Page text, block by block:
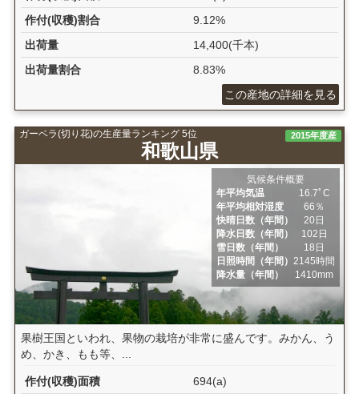
作付(収穫)割合
9.12%
出荷量
14,400(千本)
出荷量割合
8.83%
この産地の詳細を見る
ガーベラ(切り花)の生産量ランキング 5位
和歌山県
2015年度産
気候条件概要
年平均気温
16.7ﾟC
年平均相対湿度
66％
快晴日数（年間）
20日
降水日数（年間）
102日
雪日数（年間）
18日
日照時間（年間）2145時間
降水量（年間）
1410mm
果樹王国といわれ、果物の栽培が非常に盛んです。みかん、う
め、かき、もも等、...
作付(収穫)面積
694(a)